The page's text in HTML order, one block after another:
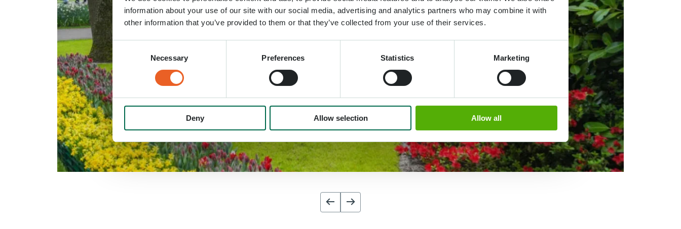
information about your use of our site with our social media, advertising and analytics partners who may combine it with
other information that you’ve provided to them or that they’ve collected from your use of their services.
Selection
Necessary Preferences Statistics Marketing
Deny Allow selection Allow all